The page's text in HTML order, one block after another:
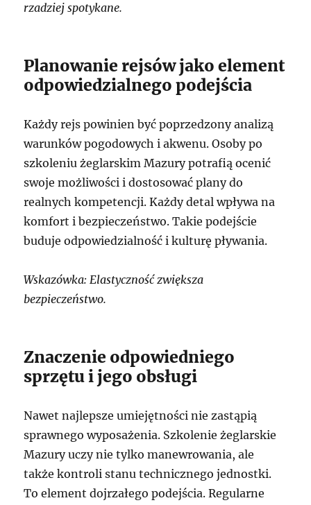
rzadziej spotykane.
Planowanie rejsów jako element
odpowiedzialnego podejścia
Każdy rejs powinien być poprzedzony analizą
warunków pogodowych i akwenu. Osoby po
szkoleniu żeglarskim Mazury potrafią ocenić
swoje możliwości i dostosować plany do
realnych kompetencji. Każdy detal wpływa na
komfort i bezpieczeństwo. Takie podejście
buduje odpowiedzialność i kulturę pływania.
Wskazówka: Elastyczność zwiększa
bezpieczeństwo.
Znaczenie odpowiedniego
sprzętu i jego obsługi
Nawet najlepsze umiejętności nie zastąpią
sprawnego wyposażenia. Szkolenie żeglarskie
Mazury uczy nie tylko manewrowania, ale
także kontroli stanu technicznego jednostki.
To element dojrzałego podejścia. Regularne